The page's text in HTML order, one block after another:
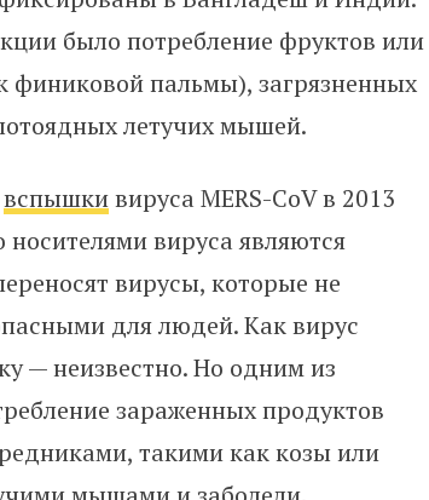
было потребление фруктов или
финиковой пальмы), загрязненных
летучих мышей.
вспышкивирусаMERS-CoVв 2013
вируса являются
вирусы, которые не
для людей. Как вирус
— неизвестно. Но одним из
зараженных продуктов
такими как козы или